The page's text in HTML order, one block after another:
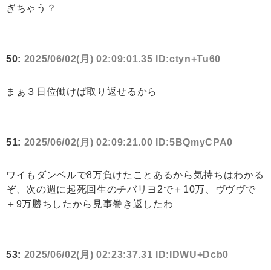
ぎちゃう？
50: 2025/06/02(月) 02:09:01.35 ID:ctyn+Tu60
まぁ３日位働けば取り返せるから
51: 2025/06/02(月) 02:09:21.00 ID:5BQmyCPA0
ワイもダンベルで8万負けたことあるから気持ちはわかる
ぞ、次の週に起死回生のチバリヨ2で＋10万、ヴヴヴで
＋9万勝ちしたから見事巻き返したわ
53: 2025/06/02(月) 02:23:37.31 ID:IDWU+Dcb0